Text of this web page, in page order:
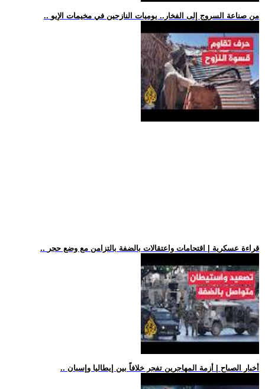
.. من صناعة السروج إلى الفخار.. يوميات النازحين في مخيمات الإيو
.. قراءة عسكرية | اقتحامات واعتقالات بالضفة بالتزامن مع وضع حجر
.. أخبار الصباح | أزمة المهاجرين تفجر خلافاً بين إيطاليا وإسبان